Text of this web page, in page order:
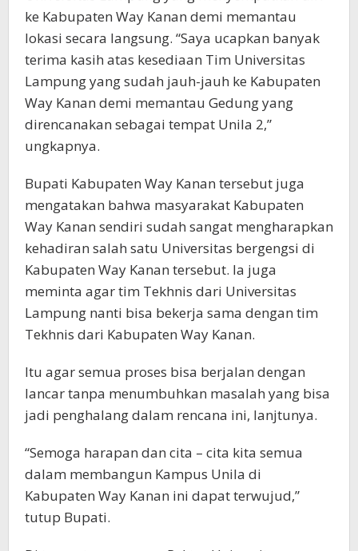
ke Kabupaten Way Kanan demi memantau
lokasi secara langsung. “Saya ucapkan banyak
terima kasih atas kesediaan Tim Universitas
Lampung yang sudah jauh-jauh ke Kabupaten
Way Kanan demi memantau Gedung yang
direncanakan sebagai tempat Unila 2,”
ungkapnya.
Bupati Kabupaten Way Kanan tersebut juga
mengatakan bahwa masyarakat Kabupaten
Way Kanan sendiri sudah sangat mengharapkan
kehadiran salah satu Universitas bergengsi di
Kabupaten Way Kanan tersebut. Ia juga
meminta agar tim Tekhnis dari Universitas
Lampung nanti bisa bekerja sama dengan tim
Tekhnis dari Kabupaten Way Kanan.
Itu agar semua proses bisa berjalan dengan
lancar tanpa menumbuhkan masalah yang bisa
jadi penghalang dalam rencana ini, lanjtunya.
“Semoga harapan dan cita – cita kita semua
dalam membangun Kampus Unila di
Kabupaten Way Kanan ini dapat terwujud,”
tutup Bupati.